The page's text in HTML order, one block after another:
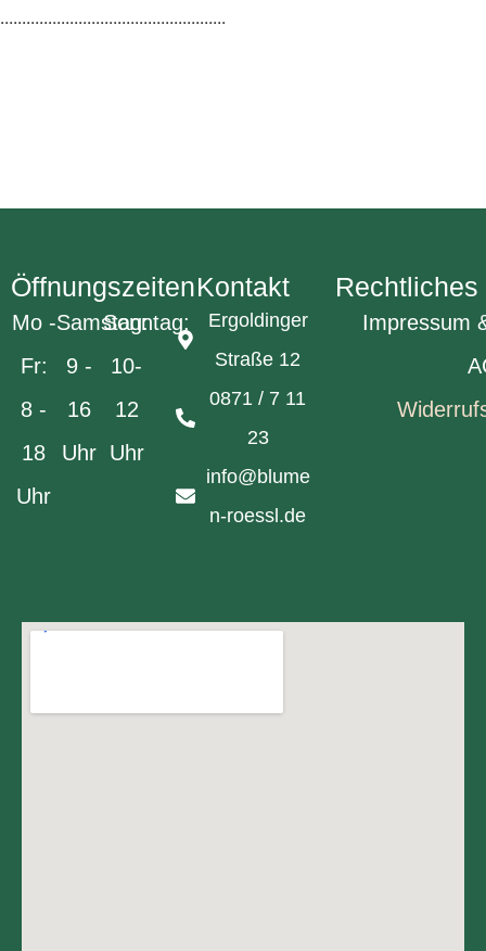
....................................................
Öffnungszeiten
Mo -
Fr:
8 -
18
Uhr
Samstag:
9 -
16
Uhr
Sonntag:
10-
12
Uhr
Kontakt
Ergoldinger
Straße 12
0871 / 7 11
23
info@blume
n-roessl.de
Rechtliches
Impressum